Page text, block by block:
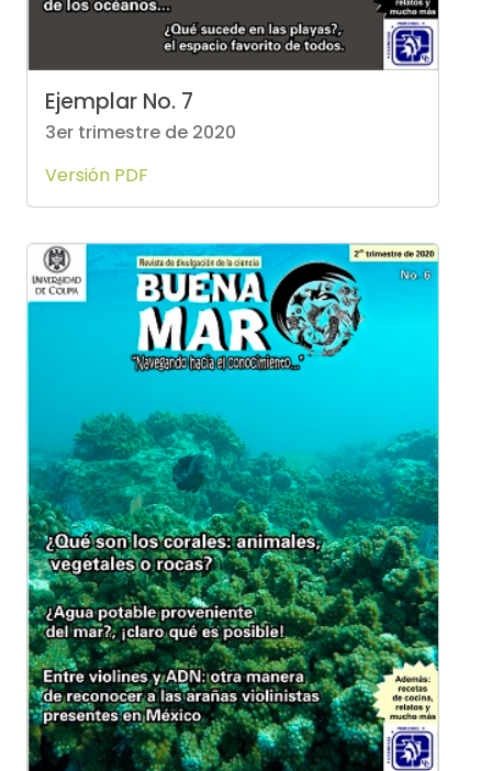
Ejemplar No. 7
3er trimestre de 2020
Versión PDF